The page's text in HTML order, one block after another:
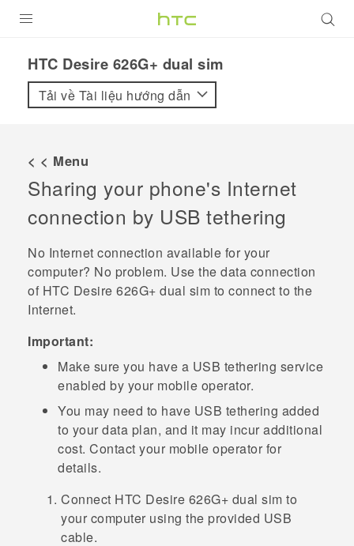
VIVE
VIVERSE
ỨNG DỤNG
HỖ TRỢ
HTC Desire 626G+ dual sim‎
Tải về Tài liệu hướng dẫn
< < Menu
Sharing your phone's Internet
connection by USB tethering
No Internet connection available for your
computer? No problem. Use the data connection
of HTC Desire 626G+ dual sim to connect to the
Internet.
Important:
Make sure you have a USB tethering service
enabled by your mobile operator.
You may need to have USB tethering added
to your data plan, and it may incur additional
cost. Contact your mobile operator for
details.
Connect HTC Desire 626G+ dual sim to
your computer using the provided USB
cable.